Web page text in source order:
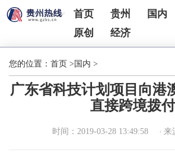
首页 贵州 国内
原创
经济
您的位置： 首页 > 国内 >
广东省科技计划项目向港
直接跨境拨付
时间：2019-03-28 13:49:58 来